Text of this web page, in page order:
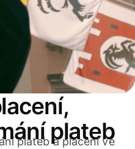
plateb
plateb a placení ve